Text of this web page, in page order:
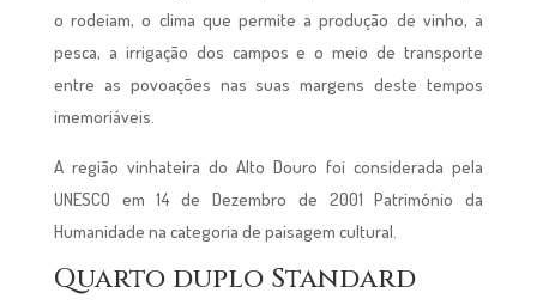
o rodeiam, o clima que permite a produção de vinho, a
pesca, a irrigação dos campos e o meio de transporte
entre as povoações nas suas margens deste tempos
imemoriáveis.
A região vinhateira do Alto Douro foi considerada pela
UNESCO em 14 de Dezembro de 2001 Património da
Humanidade na categoria de paisagem cultural.
Quarto duplo Standard